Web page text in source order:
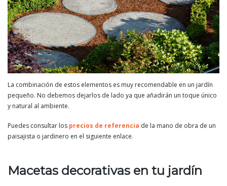
La combinación de estos elementos es muy recomendable en un jardín
pequeño. No debemos dejarlos de lado ya que añadirán un toque único
y natural al ambiente.
Puedes consultar los precios de referencia de la mano de obra de un
paisajista o jardinero en el siguiente enlace.
Macetas decorativas en tu jardín